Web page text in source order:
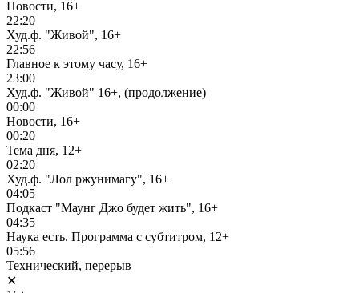
Новости, 16+
22:20
Худ.ф. "Живой", 16+
22:56
Главное к этому часу, 16+
23:00
Худ.ф. "Живой" 16+, (продолжение)
00:00
Новости, 16+
00:20
Тема дня, 12+
02:20
Худ.ф. "Лол ржунимагу", 16+
04:05
Подкаст "Маунг Джо будет жить", 16+
04:35
Наука есть. Программа с субтитром, 12+
05:56
Технический, перерыв
✕